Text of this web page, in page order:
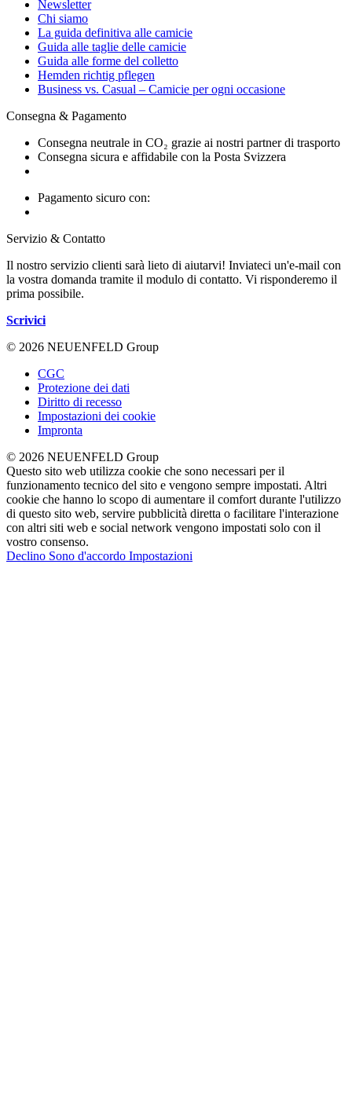
Newsletter
Chi siamo
La guida definitiva alle camicie
Guida alle taglie delle camicie
Guida alle forme del colletto
Hemden richtig pflegen
Business vs. Casual – Camicie per ogni occasione
Consegna & Pagamento
Consegna neutrale in CO₂ grazie ai nostri partner di trasporto
Consegna sicura e affidabile con la Posta Svizzera
Pagamento sicuro con:
Servizio & Contatto
Il nostro servizio clienti sarà lieto di aiutarvi! Inviateci un'e-mail con
la vostra domanda tramite il modulo di contatto. Vi risponderemo il
prima possibile.
Scrivici
© 2026 NEUENFELD Group
CGC
Protezione dei dati
Diritto di recesso
Impostazioni dei cookie
Impronta
© 2026 NEUENFELD Group
Questo sito web utilizza cookie che sono necessari per il
funzionamento tecnico del sito e vengono sempre impostati. Altri
cookie che hanno lo scopo di aumentare il comfort durante l'utilizzo
di questo sito web, servire pubblicità diretta o facilitare l'interazione
con altri siti web e social network vengono impostati solo con il
vostro consenso.
Declino Sono d'accordo Impostazioni